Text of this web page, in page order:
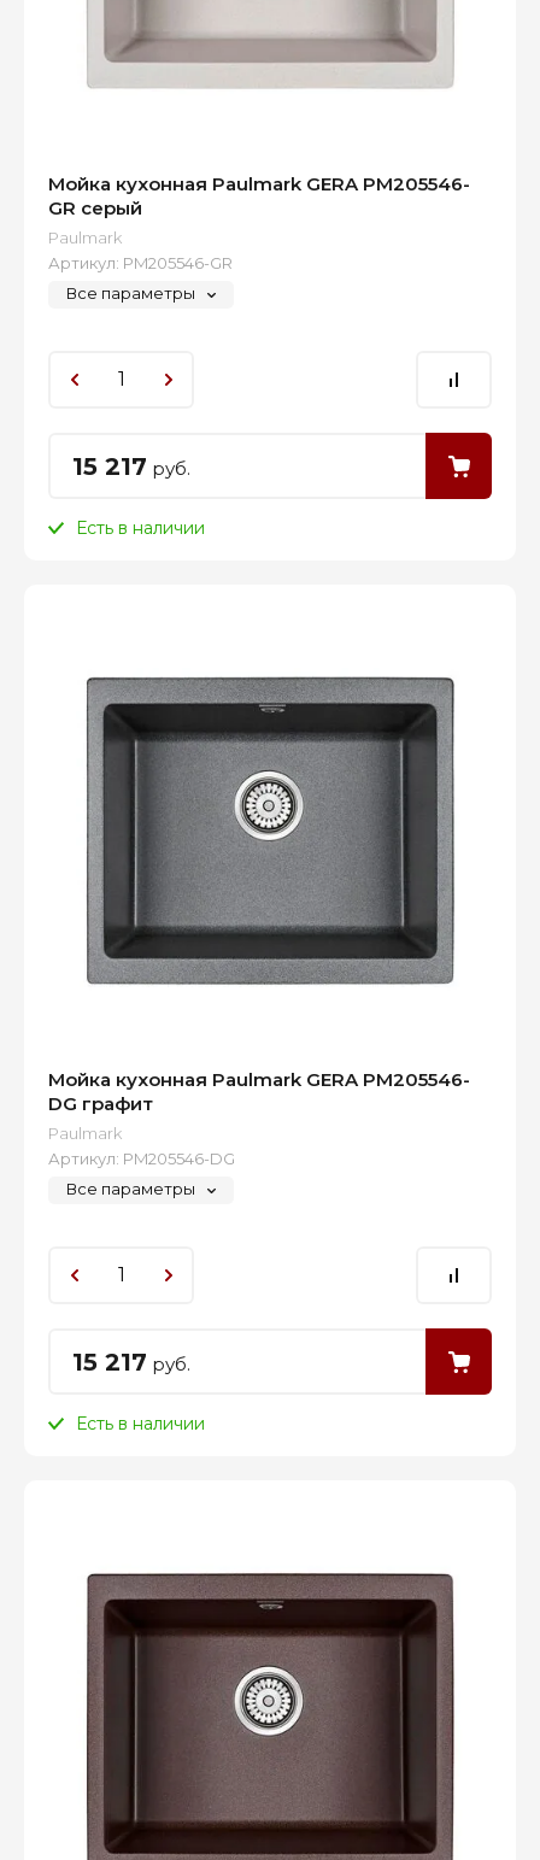
Мойка кухонная Paulmark GERA PM205546-
GR серый
Paulmark
Артикул: PM205546-GR
Все параметры
15 217 руб.
Есть в наличии
Мойка кухонная Paulmark GERA PM205546-
DG графит
Paulmark
Артикул: PM205546-DG
Все параметры
15 217 руб.
Есть в наличии